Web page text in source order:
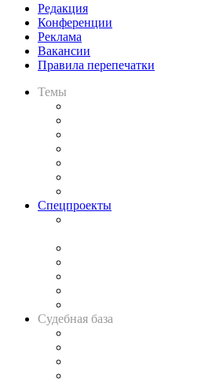
Редакция
Конференции
Реклама
Вакансии
Правила перепечатки
Темы
Спецпроекты
Судебная база